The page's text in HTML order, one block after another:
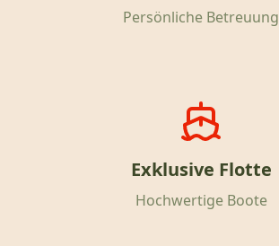
Persönliche Betreuung
Exklusive Flotte
Hochwertige Boote